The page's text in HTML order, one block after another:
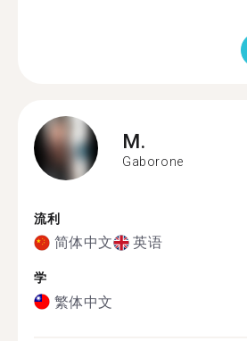
M.
Gaborone
流利
简体中文 英语
学
繁体中文